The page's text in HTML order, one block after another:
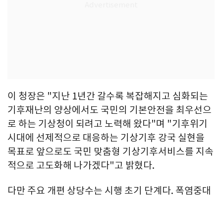
이 청장은 "지난 1년간 갈수록 복잡해지고 심화되는
기후재난의 양상에서도 국민의 기본안전을 최우선으
로 하는 기상청이 되려고 노력해 왔다"며 "기후위기
시대에 선제적으로 대응하는 기상기후 강국 실현을
목표로 앞으로도 국민 맞춤형 기상기후서비스를 지속
적으로 고도화해 나가겠다"고 밝혔다.
다만 주요 개편 상당수는 시행 초기 단계다. 폭염중대